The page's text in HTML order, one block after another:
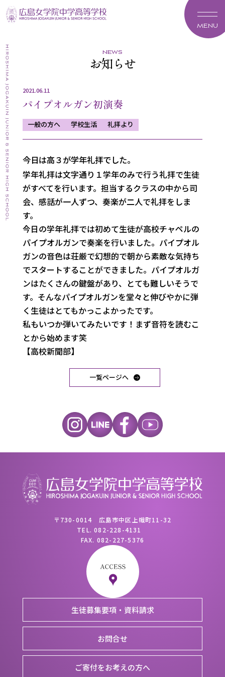
MENU
news
お知らせ
2021.06.11
パイプオルガン初演奏
一般の方へ 学校生活 礼拝より
今日は高３が学年礼拝でした。
学年礼拝は文字通り１学年のみで行う礼拝で生徒
がすべてを行います。担当するクラスの中から司
会、感話が一人ずつ、 奏楽が二人で礼拝をしま
す。
今日の学年礼拝では初めて生徒が高校チャペルの
パイプオルガンで奏楽を行いました。 パイプオル
ガンの音色は荘厳で幻想的で朝から素敵な気持ち
でスタートすることができました。 パイプオルガ
ンはたくさんの鍵盤があり、とても難しいそうで
す。 そんなパイプオルガンを堂々と伸びやかに弾
く生徒はとてもかっこ よかったです。
私もいつか弾いてみたいです！まず音符を読むこ
とから始めます笑
【高校新聞部】
一覧ページへ
〒730-0014 広島市中区上幟町11-32
TEL.082-228-4131
FAX. 082-227-5376
生徒募集要項・資料請求
お問合せ
ご寄付をお考えの方へ